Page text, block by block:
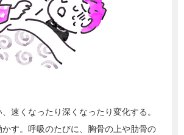
速くなったり深くなったり変化する。
す。呼吸のたびに、胸骨の上や肋骨の